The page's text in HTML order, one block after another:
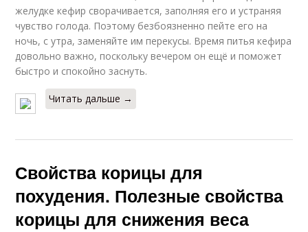
желудке кефир сворачивается, заполняя его и устраняя
чувство голода. Поэтому безбоязненно пейте его на
ночь, с утра, заменяйте им перекусы. Время питья кефира
довольно важно, поскольку вечером он ещё и поможет
быстро и спокойно заснуть.
Читать дальше →
Свойства корицы для
похудения. Полезные свойства
корицы для снижения веса